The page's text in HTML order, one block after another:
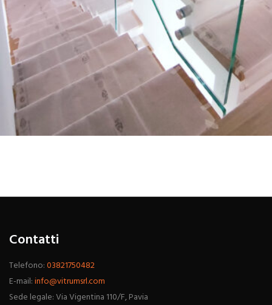
Savona 25 Milano
Contatti
Telefono:03821750482
E-mail:info@vitrumsrl.com
Sede legale: Via Vigentina 110/F, Pavia